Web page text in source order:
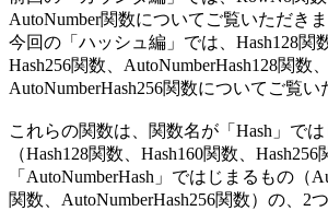
AutoNumber関数についてご覧いただきま
今回の「ハッシュ編」では、Hash128関
Hash256関数、AutoNumberHash128関数、
AutoNumberHash256関数についてご覧い
これらの関数は、関数名が「Hash」で
（Hash128関数、Hash160関数、
「AutoNumberHash」ではじまるもの（
関数、AutoNumberHash256関数）の、2